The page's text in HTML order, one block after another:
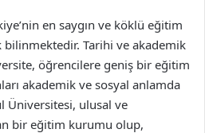
en saygın ve köklü eğitim
Tarihi ve akademik
öğrencilere geniş bir eğitim
akademik ve sosyal anlamda
Üniversitesi, ulusal ve
bir eğitim kurumu olup,